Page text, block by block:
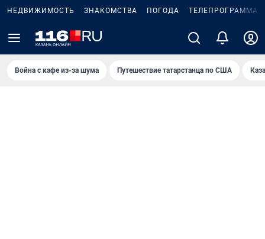
НЕДВИЖИМОСТЬ ЗНАКОМСТВА ПОГОДА ТЕЛЕПРОГРАММА
Война с кафе из-за шума Путешествие татарстанца по США